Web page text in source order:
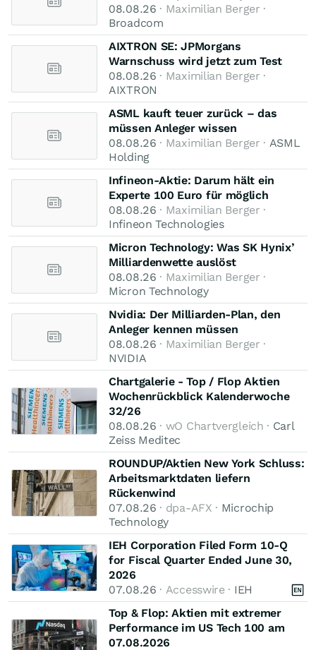
08.08.26 · Maximilian Berger ·
Broadcom
AIXTRON SE: JPMorgans
Warnschuss wird jetzt zum Test
08.08.26 · Maximilian Berger ·
AIXTRON
ASML kauft teuer zurück – das
müssen Anleger wissen
08.08.26 · Maximilian Berger · ASML
Holding
Infineon-Aktie: Darum hält ein
Experte 100 Euro für möglich
08.08.26 · Maximilian Berger ·
Infineon Technologies
Micron Technology: Was SK Hynix’
Milliardenwette auslöst
08.08.26 · Maximilian Berger ·
Micron Technology
Nvidia: Der Milliarden-Plan, den
Anleger kennen müssen
08.08.26 · Maximilian Berger ·
NVIDIA
Chartgalerie - Top / Flop Aktien
Wochenrückblick Kalenderwoche
32/26
08.08.26 · wO Chartvergleich · Carl
Zeiss Meditec
ROUNDUP/Aktien New York Schluss:
Arbeitsmarktdaten liefern
Rückenwind
07.08.26 · dpa-AFX · Microchip
Technology
IEH Corporation Filed Form 10-Q
for Fiscal Quarter Ended June 30,
2026
07.08.26 · Accesswire · IEH
Top & Flop: Aktien mit extremer
Performance im US Tech 100 am
07.08.2026